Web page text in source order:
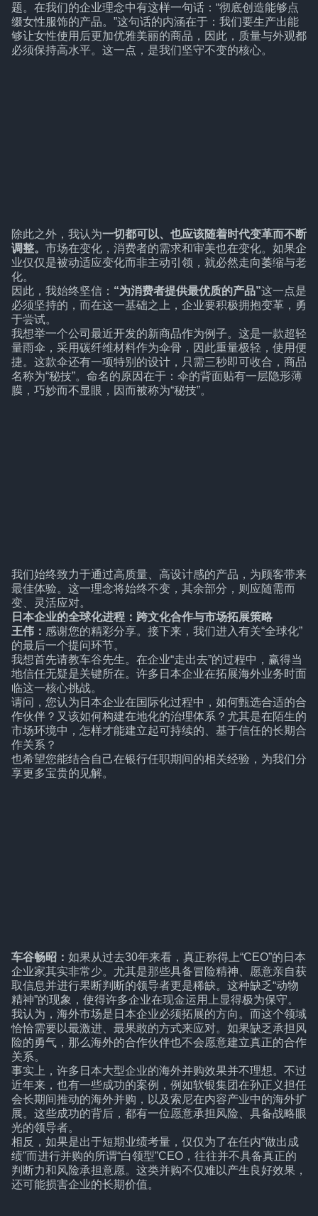
题。在我们的企业理念中有这样一句话：“彻底创造能够点
缀女性服饰的产品。”这句话的内涵在于：我们要生产出能
够让女性使用后更加优雅美丽的商品，因此，质量与外观都
必须保持高水平。这一点，是我们坚守不变的核心。
除此之外，我认为一切都可以、也应该随着时代变革而不断
调整。 市场在变化，消费者的需求和审美也在变化。如果企
业仅仅是被动适应变化而非主动引领，就必然走向萎缩与老
化。
因此，我始终坚信： “为消费者提供最优质的产品”这一点是
必须坚持的，而在这一基础之上，企业要积极拥抱变革，勇
于尝试。
我想举一个公司最近开发的新商品作为例子。这是一款超轻
量雨伞，采用碳纤维材料作为伞骨，因此重量极轻，使用便
捷。这款伞还有一项特别的设计，只需三秒即可收合，商品
名称为“秘技”。命名的原因在于：伞的背面贴有一层隐形薄
膜，巧妙而不显眼，因而被称为“秘技”。
我们始终致力于通过高质量、高设计感的产品，为顾客带来
最佳体验。这一理念将始终不变，其余部分，则应随需而
变、灵活应对。
日本企业的全球化进程：跨文化合作与市场拓展策略
王伟： 感谢您的精彩分享。接下来，我们进入有关“全球化”
的最后一个提问环节。
我想首先请教车谷先生。在企业“走出去”的过程中，赢得当
地信任无疑是关键所在。许多日本企业在拓展海外业务时面
临这一核心挑战。
请问，您认为日本企业在国际化过程中，如何甄选合适的合
作伙伴？又该如何构建在地化的治理体系？尤其是在陌生的
市场环境中，怎样才能建立起可持续的、基于信任的长期合
作关系？
也希望您能结合自己在银行任职期间的相关经验，为我们分
享更多宝贵的见解。
车谷畅昭： 如果从过去30年来看，真正称得上“CEO”的日本
企业家其实非常少。尤其是那些具备冒险精神、愿意亲自获
取信息并进行果断判断的领导者更是稀缺。这种缺乏“动物
精神”的现象，使得许多企业在现金运用上显得极为保守。
我认为，海外市场是日本企业必须拓展的方向。而这个领域
恰恰需要以最激进、最果敢的方式来应对。如果缺乏承担风
险的勇气，那么海外的合作伙伴也不会愿意建立真正的合作
关系。
事实上，许多日本大型企业的海外并购效果并不理想。不过
近年来，也有一些成功的案例，例如软银集团在孙正义担任
会长期间推动的海外并购，以及索尼在内容产业中的海外扩
展。这些成功的背后，都有一位愿意承担风险、具备战略眼
光的领导者。
相反，如果是出于短期业绩考量，仅仅为了在任内“做出成
绩”而进行并购的所谓“白领型”CEO，往往并不具备真正的
判断力和风险承担意愿。这类并购不仅难以产生良好效果，
还可能损害企业的长期价值。